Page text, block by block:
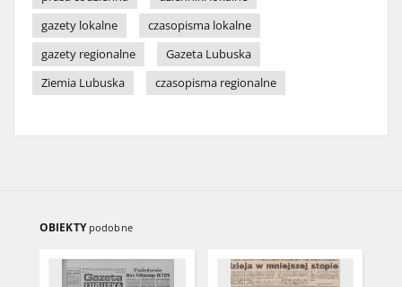
gazety lokalne
czasopisma lokalne
gazety regionalne
Gazeta Lubuska
Ziemia Lubuska
czasopisma regionalne
OBIEKTY podobne